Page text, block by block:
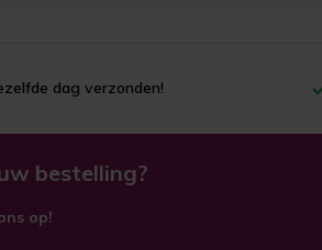
dag verzonden!
bestelling?
op!